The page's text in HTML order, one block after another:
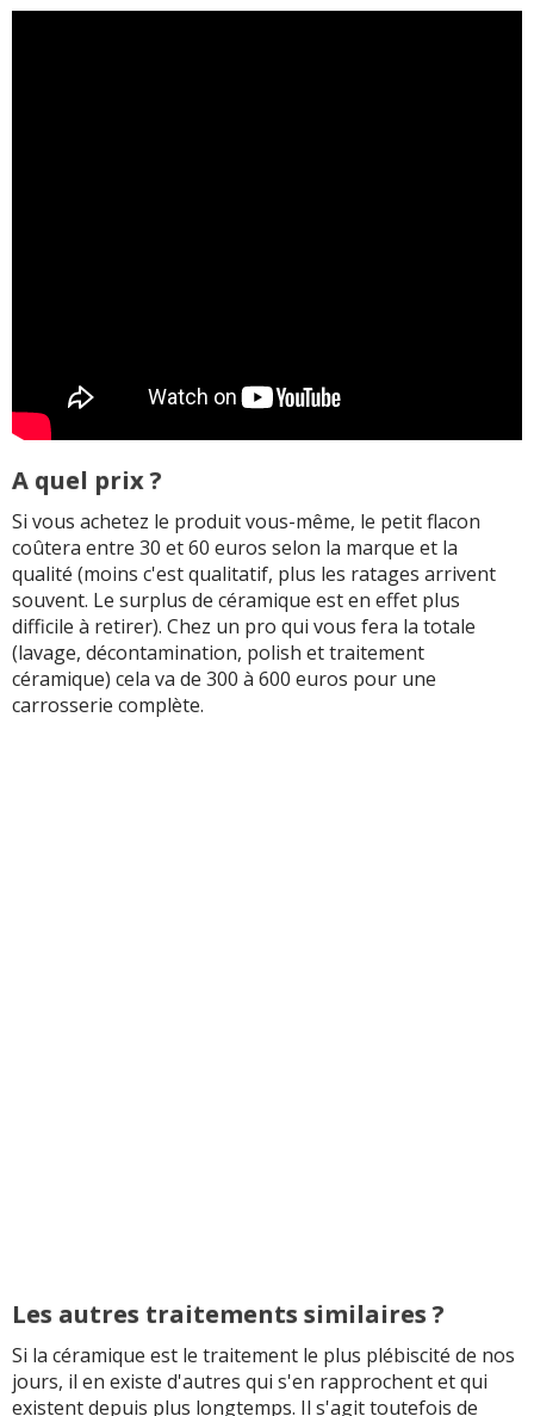
A quel prix ?
Si vous achetez le produit vous-même, le petit flacon
coûtera entre 30 et 60 euros selon la marque et la
qualité (moins c'est qualitatif, plus les ratages arrivent
souvent. Le surplus de céramique est en effet plus
difficile à retirer). Chez un pro qui vous fera la totale
(lavage, décontamination, polish et traitement
céramique) cela va de 300 à 600 euros pour une
carrosserie complète.
Les autres traitements similaires ?
Si la céramique est le traitement le plus plébiscité de nos
jours, il en existe d'autres qui s'en rapprochent et qui
existent depuis plus longtemps. Il s'agit toutefois de